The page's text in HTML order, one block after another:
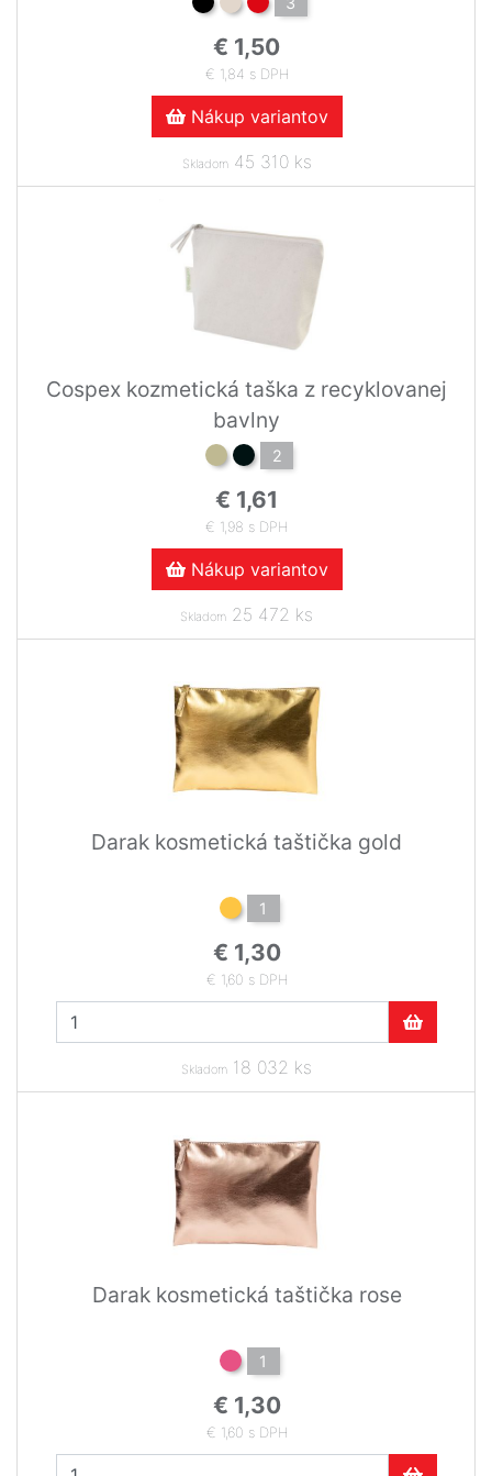
€ 1,50
€ 1,84 s DPH
Nákup variantov
Skladom45 310 ks
Cospex kozmetická taška z recyklovanej
bavlny
2
€ 1,61
€ 1,98 s DPH
Nákup variantov
Skladom 25 472 ks
Darak kosmetická taštička gold
1
€ 1,30
€ 1,60 s DPH
Skladom 18 032 ks
Darak kosmetická taštička rose
1
€ 1,30
€ 1,60 s DPH